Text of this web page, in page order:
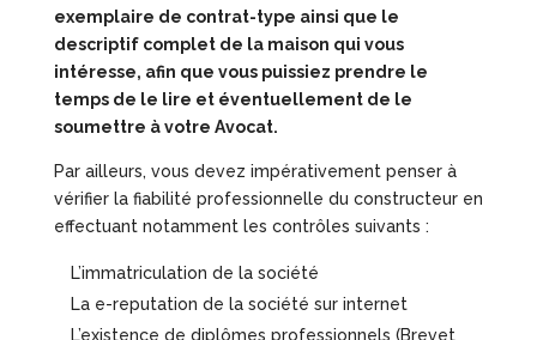
exemplaire de contrat-type ainsi que le
descriptif complet de la maison qui vous
intéresse, afin que vous puissiez prendre le
temps de le lire et éventuellement de le
soumettre à votre Avocat.
Par ailleurs, vous devez impérativement penser à
vérifier la fiabilité professionnelle du constructeur en
effectuant notamment les contrôles suivants :
L’immatriculation de la société
La e-reputation de la société sur internet
L’existence de diplômes professionnels (Brevet